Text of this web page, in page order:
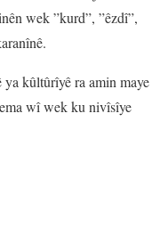
wek ”kurd”, ”êzdî”,
kûltûrîyê ra amin maye
wî wek ku nivîsîye